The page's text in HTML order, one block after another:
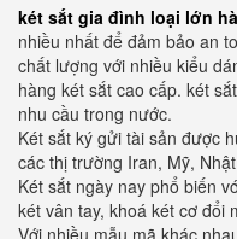
két sắt gia đình loại lớn
nhiều nhất để đảm bảo an
chất lượng với nhiều kiểu
hàng két sắt cao cấp. két
nhu cầu trong nước.
Két sắt ký gửi tài sản được
các thị trường Iran, Mỹ,
Két sắt ngày nay phổ biến
két vân tay, khoá két cơ đổi
Với nhiều mẫu mã khác